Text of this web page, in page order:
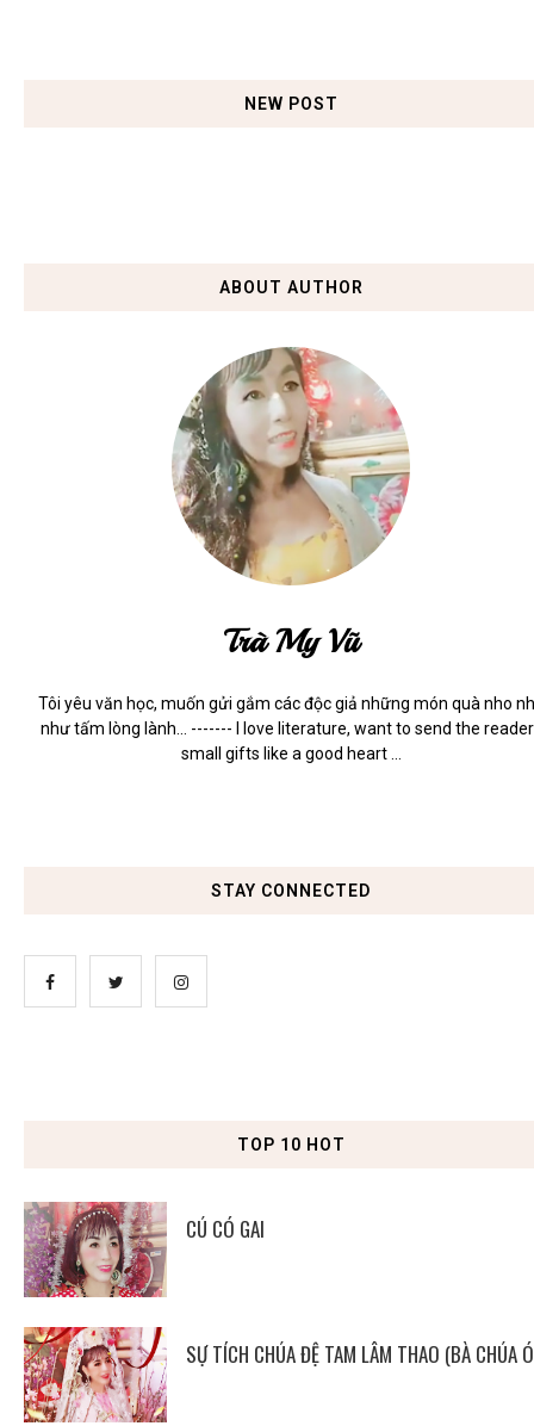
NEW POST
ABOUT AUTHOR
Trà My Vũ
Tôi yêu văn học, muốn gửi gắm các độc giả những món quà nho
như tấm lòng lành... ------- I love literature, want to send the
small gifts like a good heart ...
STAY CONNECTED
TOP 10 HOT
CÚ CÓ GAI
SỰ TÍCH CHÚA ĐỆ TAM LÂM THAO (BÀ CHÚA